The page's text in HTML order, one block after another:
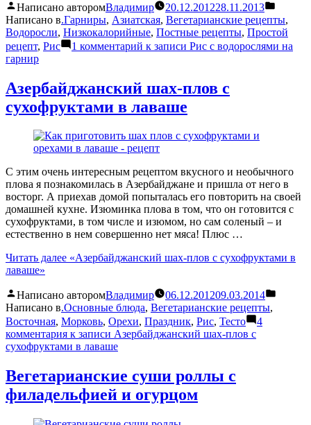
Написано авторомВладимир 20.12.201228.11.2013
Написано в.Гарниры, Азиатская, Вегетарианские рецепты,
Водоросли, Низкокалорийные, Постные рецепты, Простой
рецепт, Рис 1 комментарий к записи Рис с водорослями на
гарнир
Азербайджанский шах-плов с
сухофруктами в лаваше
С этим очень интересным рецептом вкусного и необычного
плова я познакомилась в Азербайджане и пришла от него в
восторг. А приехав домой попыталась его повторить на своей
домашней кухне. Изюминка плова в том, что он готовится с
сухофруктами, в том числе и изюмом, но сам соленый – и
естественно в нем совершенно нет мяса! Плюс …
Читать далее «Азербайджанский шах-плов с сухофруктами в
лаваше»
Написано авторомВладимир 06.12.201209.03.2014
Написано в.Основные блюда, Вегетарианские рецепты,
Восточная, Морковь, Орехи, Праздник, Рис, Тесто
4
комментария к записи Азербайджанский шах-плов с
сухофруктами в лаваше
Вегетарианские суши роллы с
филадельфией и огурцом